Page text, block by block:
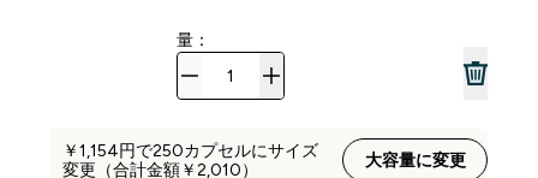
量：
￥1,154‎円で250カプセルにサイズ
変更（合計金額￥2,010‎）
大容量に変更